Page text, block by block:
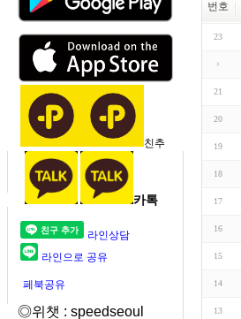
친추
카톡
라인상담
라인으로 공유
페북공유
◎위챗 : speedseoul
번호
23
21
20
19
18
17
16
15
14
13